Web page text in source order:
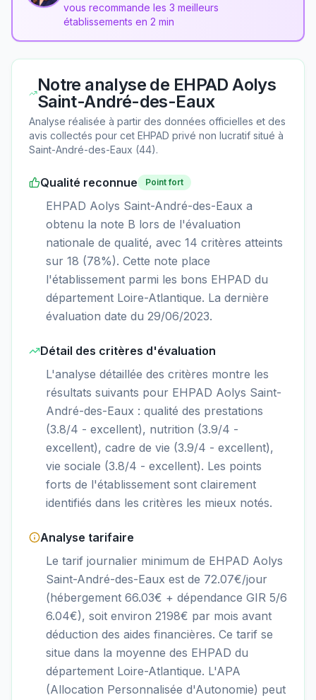
vous recommande les 3 meilleurs
établissements en 2 min
Notre analyse de EHPAD Aolys
Saint-André-des-Eaux
Analyse réalisée à partir des données officielles et des
avis collectés pour cet EHPAD privé non lucratif situé à
Saint-André-des-Eaux (44).
Qualité reconnue Point fort
EHPAD Aolys Saint-André-des-Eaux a
obtenu la note B lors de l'évaluation
nationale de qualité, avec 14 critères atteints
sur 18 (78%). Cette note place
l'établissement parmi les bons EHPAD du
département Loire-Atlantique. La dernière
évaluation date du 29/06/2023.
Détail des critères d'évaluation
L'analyse détaillée des critères montre les
résultats suivants pour EHPAD Aolys Saint-
André-des-Eaux : qualité des prestations
(3.8/4 - excellent), nutrition (3.9/4 -
excellent), cadre de vie (3.9/4 - excellent),
vie sociale (3.8/4 - excellent). Les points
forts de l'établissement sont clairement
identifiés dans les critères les mieux notés.
Analyse tarifaire
Le tarif journalier minimum de EHPAD Aolys
Saint-André-des-Eaux est de 72.07€/jour
(hébergement 66.03€ + dépendance GIR 5/6
6.04€), soit environ 2198€ par mois avant
déduction des aides financières. Ce tarif se
situe dans la moyenne des EHPAD du
département Loire-Atlantique. L'APA
(Allocation Personnalisée d'Autonomie) peut